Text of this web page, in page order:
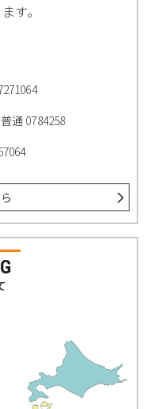
す。
通 0784258